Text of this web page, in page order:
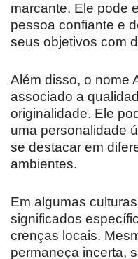
marcante. Ele pode
pessoa confiante e
seus objetivos com
Além disso, o nome
associado a
originalidade. Ele
uma personalidade
se destacar em
ambientes.
Em algumas
significados
crenças locais.
permaneça incerta,